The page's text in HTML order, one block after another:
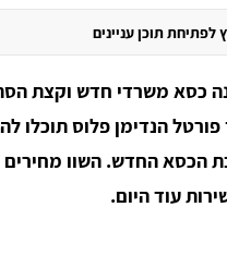
תוכן עניינים
כסא משרדי חדש וקצת
הנדימן פלוס תוכלו
הכסא החדש. השוו מחירים
עוד היום.